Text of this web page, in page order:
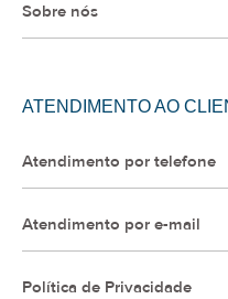
Sobre nós
ATENDIMENTO AO
Atendimento por telefone
Atendimento por e-mail
Política de Privacidade